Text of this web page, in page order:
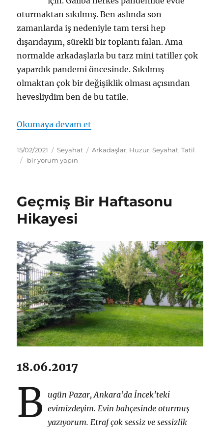
oturmaktan sıkılmış. Ben aslında son
zamanlarda iş nedeniyle tam tersi hep
dışarıdayım, sürekli bir toplantı falan. Ama
normalde arkadaşlarla bu tarz mini tatiller çok
yapardık pandemi öncesinde. Sıkılmış
olmaktan çok bir değişiklik olması açısından
hevesliydim ben de bu tatile.
Okumaya devam et
Yayın
tarihi
15/02/2021 Kategoriler
Seyahat Etiketler
Arkadaşlar, Huzur,Seyahat,Tatil
5-
–
Ağva
Seyahati
bir yorum yapın
Geçmiş Bir Haftasonu
Hikayesi
18.06.2017
B ugün Pazar, Ankara’da İncek’teki
evimizdeyim. Evin bahçesinde oturmuş
yazıyorum. Etraf çok sessiz ve sessizlik